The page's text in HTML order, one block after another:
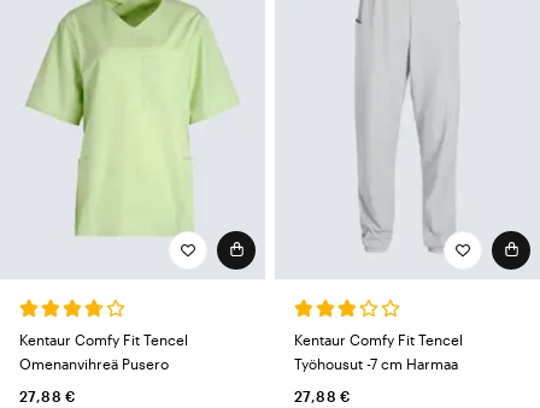
Kentaur Comfy Fit Tencel
Omenanvihreä Pusero
27,88 €
Kentaur Comfy Fit Tencel
Työhousut -7 cm Harmaa
27,88 €